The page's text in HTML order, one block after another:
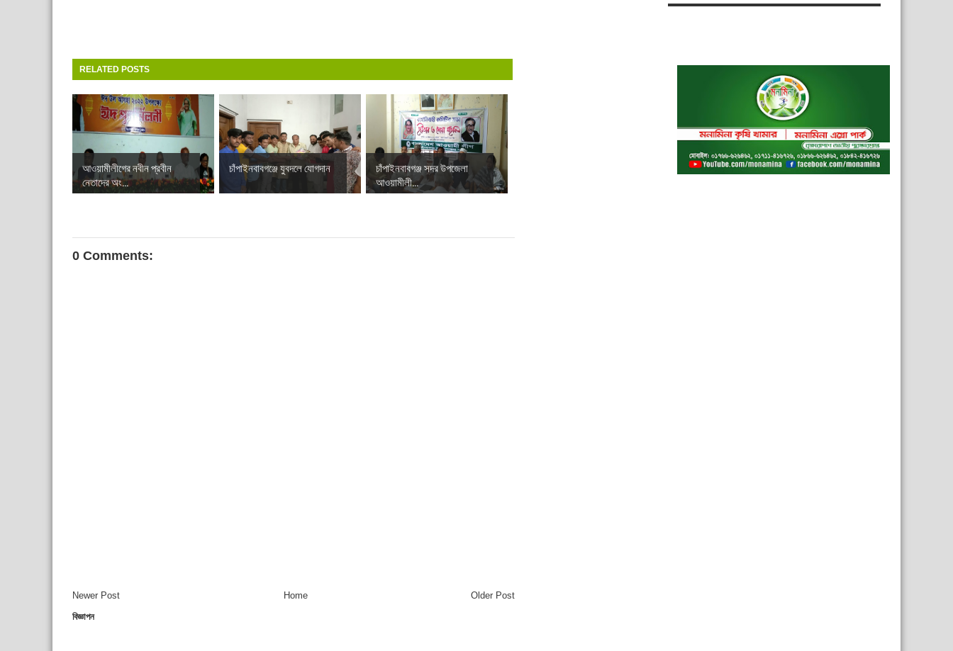
RELATED POSTS
আওয়ামীলীগের নবীন প্রবীন
নেতাদের অং...
চাঁপাইনবাবগঞ্জে যুবদলে যোগদান
চাঁপাইনবাবগঞ্জ সদর উপজেলা
আওয়ামীলী...
0 Comments:
Newer Post Older Post
Home
বিজ্ঞাপন